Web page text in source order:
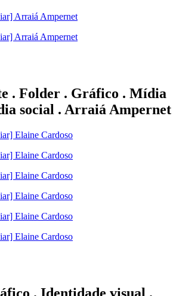
. Folder . Gráfico . Mídia
social . Arraiá Ampernet